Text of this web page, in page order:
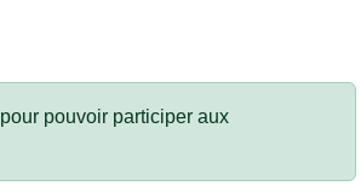
pour pouvoir participer aux